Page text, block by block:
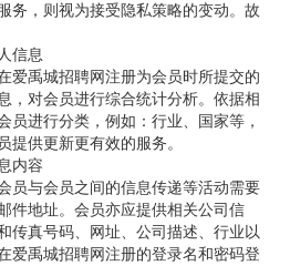
务，则视为接受隐私策略的变动。故
信息
爱禹城招聘网注册为会员时所提交的
，对会员进行综合统计分析。依据相
员进行分类，例如：行业、国家等，
提供更新更有效的服务。
内容
员与会员之间的信息传递等活动需要
件地址。会员亦应提供相关公司信
传真号码、网址、公司描述、行业以
爱禹城招聘网注册的登录名和密码登